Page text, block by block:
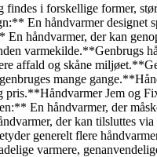
i forskellige former,
En håndvarmer designet
håndvarmer, der kan
varmekilde.**Genbrugs
affald og skåne
mange
pris.**Håndvarmer Jem og
En håndvarmer, der
der kan tilsluttes
generelt flere
varmere,